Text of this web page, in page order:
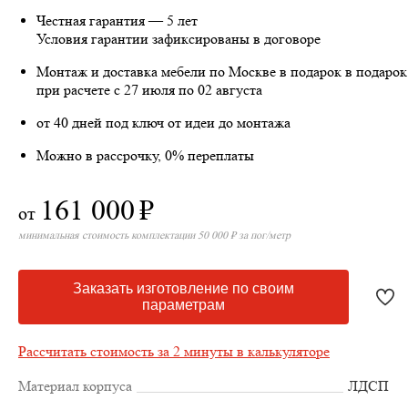
Честная гарантия — 5 лет
Условия гарантии зафиксированы в договоре
Монтаж и доставка мебели по Москве в подарок в подарок
при расчете с 27 июля по 02 августа
от 40 дней под ключ от идеи до монтажа
Можно в рассрочку, 0% переплаты
от 161 000₽
минимальная стоимость комплектации 50 000 ₽ за пог/метр
Заказать изготовление по своим
параметрам
Рассчитать стоимость за 2 минуты в калькуляторе
Материал корпуса
ЛДСП